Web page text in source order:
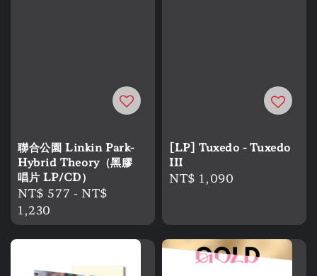
聯合公園 Linkin Park-
Hybrid Theory（黑膠
唱片 LP/CD）
Regular
price
NT$ 577 -NT$
1,230
[LP] Tuxedo - Tuxedo
III
Regular
NT$ 1,090